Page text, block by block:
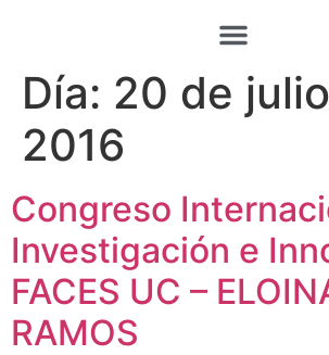
Día: 20 de
2016
Congreso
Investigación e
FACES UC –
RAMOS